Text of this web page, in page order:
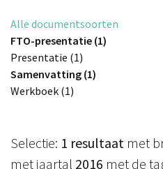
Alle documentsoorten
FTO-presentatie (1)
Presentatie (1)
Samenvatting (1)
Werkboek (1)
Selectie: 1 resultaat met
met jaartal 2016 met de